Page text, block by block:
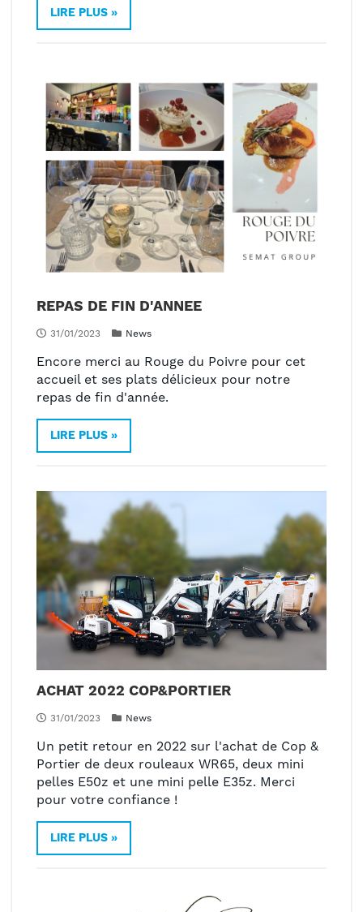
LIRE PLUS »
REPAS DE FIN D'ANNEE
31/01/2023 News
Encore merci au Rouge du Poivre pour cet
accueil et ses plats délicieux pour notre
repas de fin d'année.
LIRE PLUS »
ACHAT 2022 COP&PORTIER
31/01/2023 News
Un petit retour en 2022 sur l'achat de Cop &
Portier de deux rouleaux WR65, deux mini
pelles E50z et une mini pelle E35z. Merci
pour votre confiance !
LIRE PLUS »